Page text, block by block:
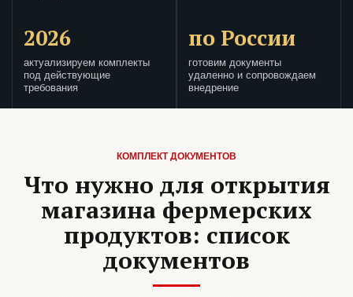
2026
актуализируем комплекты
под действующие
требования
по России
готовим документы
удаленно и сопровождаем
внедрение
КОМПЛЕКТ ДОКУМЕНТОВ
Что нужно для открытия
магазина фермерских
продуктов: список
документов